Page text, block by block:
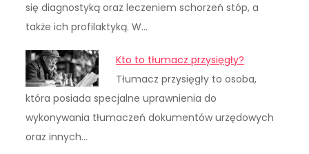
się diagnostyką oraz leczeniem schorzeń stóp, a
także ich profilaktyką. W…
Kto to tłumacz przysięgły?
Tłumacz przysięgły to osoba,
która posiada specjalne uprawnienia do
wykonywania tłumaczeń dokumentów urzędowych
oraz innych…